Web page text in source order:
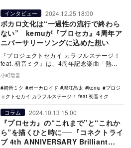
インタビュー 2024.12.25 18:00
ボカロ文化は“一過性の流行で終わら
ない” kemuが『プロセカ』4周年ア
ニバーサリーソングに込めた想い
『プロジェクトセカイ カラフルステージ！
feat. 初音ミク』は、4周年記念楽曲「熱
風」をリリース。これはボカロP・kemu
が…
小町碧音
初音ミク
ボーカロイド 堀江晶太 kemu
プロジ
ェクトセカイ カラフルステージ！ feat.初音ミク
コラム 2024.10.13 15:00
『プロセカ』の“これまで”と“これか
ら”を描くひと時に──『コネクトライ
ブ 4th ANNIVERSARY Brilliant